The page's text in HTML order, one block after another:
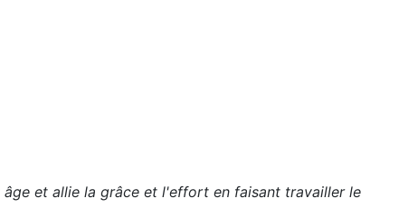
et allie la grâce et l'effort en faisant travailler le